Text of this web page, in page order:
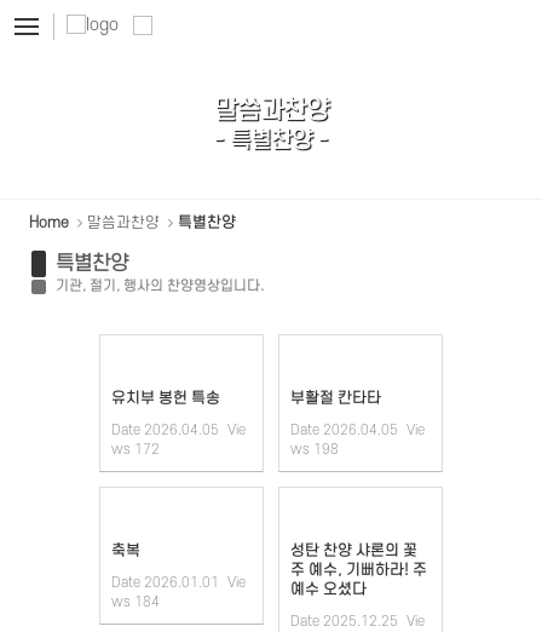
말씀과찬양
- 특별찬양 -
Home 말씀과찬양 특별찬양
특별찬양
기관, 절기, 행사의 찬양영상입니다.
유치부 봉헌 특송
Date 2026.04.05
Vie
ws 172
부활절 칸타타
Date 2026.04.05
Vie
ws 198
축복
Date 2026.01.01
Vie
ws 184
성탄 찬양 샤론의 꽃
주 예수, 기뻐하라! 주
예수 오셨다
Date 2025.12.25
Vie